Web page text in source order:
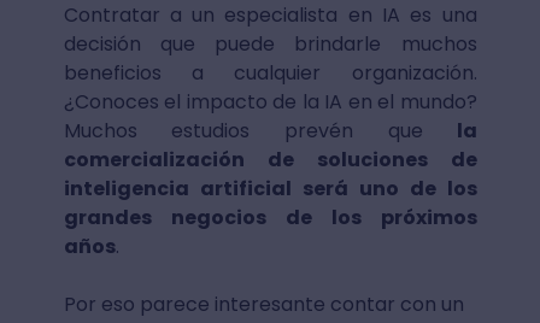
Contratar a un especialista en IA es una
decisión que puede brindarle muchos
beneficios a cualquier organización.
¿Conoces el impacto de la IA en el mundo?
Muchos estudios prevén que la
comercialización de soluciones de
inteligencia artificial será uno de los
grandes negocios de los próximos
años.
Por eso parece interesante contar con un